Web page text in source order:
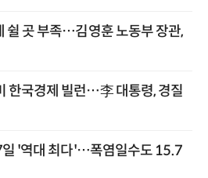
곳 부족…김영훈 노동부 장관,
한국경제 빌런…李 대통령, 경질
'역대 최다'…폭염일수도 15.7